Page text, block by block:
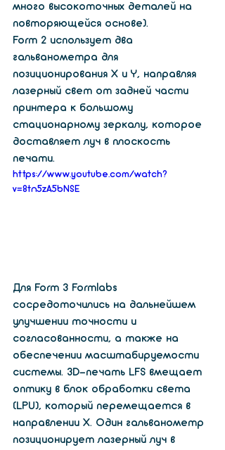
много высокоточных деталей на
повторяющейся основе).
Form 2 использует два
гальванометра для
позиционирования X и Y, направляя
лазерный свет от задней части
принтера к большому
стационарному зеркалу, которое
доставляет луч в плоскость
печати.
https://www.youtube.com/watch?
v=8tn5zA5bNSE
Для Form 3 Formlabs
сосредоточились на дальнейшем
улучшении точности и
согласованности, а также на
обеспечении масштабируемости
системы. 3D-печать LFS вмещает
оптику в блок обработки света
(LPU), который перемещается в
направлении X. Один гальванометр
позиционирует лазерный луч в